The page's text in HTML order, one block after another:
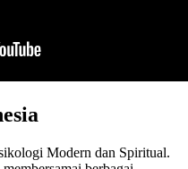
Modern dan Spiritual.